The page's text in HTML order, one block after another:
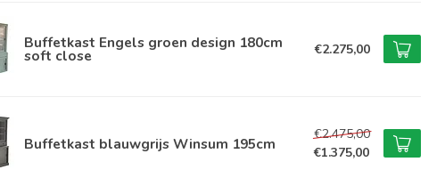
Buffetkast Engels groen design 180cm
soft close €2.275,00
Buffetkast blauwgrijs Winsum 195cm
€2.475,00
€1.375,00